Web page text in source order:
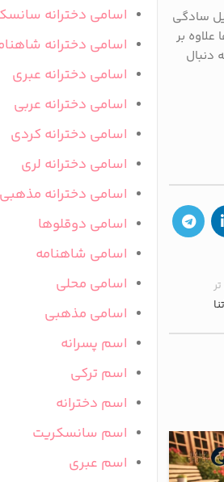
سادگی
بر
دنبال
09
اردیبهشت
اسامی دخترانه
اسامی دخترانه
اسامی دخترانه عبری
اسامی دخترانه عربی
اسامی دخترانه کردی
اسامی دخترانه لری
اسامی دخترانه مذهبی
اسامی دوقلوها
اسامی شاهنامه
اسامی محلی
اسامی مذهبی
اسم پسرانه
اسم ترکی
اسم دخترانه
اسم سانسکریت
اسم عبری